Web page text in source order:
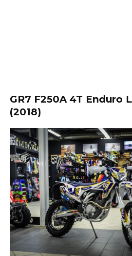
GR7 F250A 4T Enduro
(2018)